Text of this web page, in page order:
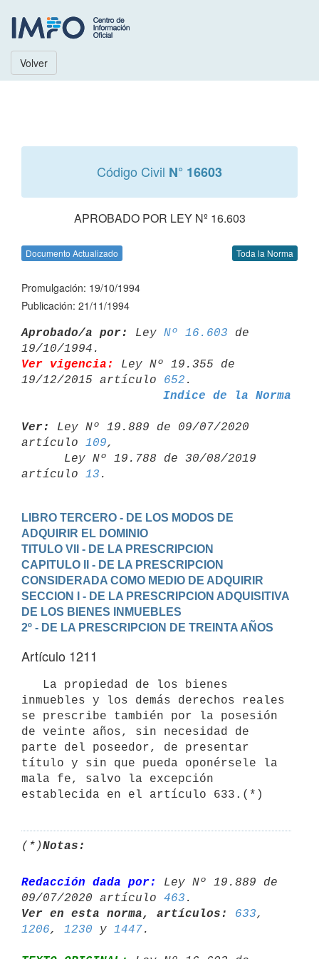
Volver
Código Civil N° 16603
APROBADO POR LEY Nº 16.603
Documento Actualizado Toda la Norma
Promulgación: 19/10/1994
Publicación: 21/11/1994
Aprobado/a por: Ley Nº 16.603 de
Ver vigencia:
Ley Nº 19.355 de
19/12/2015 artículo 652
Indice de la Norma
Ver:
Ley Nº 19.889 de 09/07/2020
artículo 109,
artículo 13
LIBRO TERCERO - DE LOS MODOS DE
ADQUIRIR EL DOMINIO
TITULO VII - DE LA PRESCRIPCION
CAPITULO II - DE LA PRESCRIPCION
CONSIDERADA COMO MEDIO DE ADQUIRIR
SECCION I - DE LA PRESCRIPCION ADQUISITIVA
DE LOS BIENES INMUEBLES
2º - DE LA PRESCRIPCION DE TREINTA AÑOS
Artículo 1211
inmuebles y los demás derechos reales
se prescribe también por la posesión
de veinte años, sin necesidad de
parte del poseedor, de presentar
título y sin que pueda oponérsele la
mala fe, salvo la excepción
establecida en el artículo 633.(*)
(*)Notas:
Redacción dada por:
Ley Nº 19.889 de
09/07/2020 artículo 463
Ver en esta norma, artículos:
633
1206, 1230 y 1447